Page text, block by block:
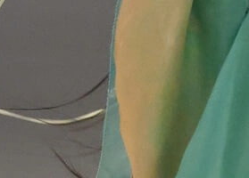
thế được cho là khá tốt
ít chia sẻ chi tiết.